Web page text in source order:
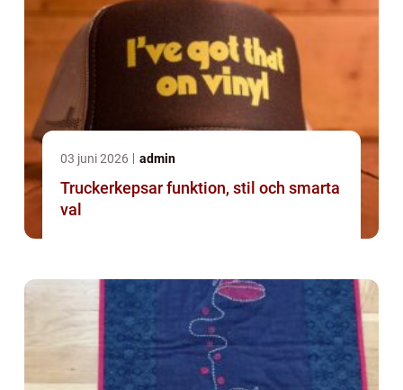
03 juni 2026 admin
Truckerkepsar funktion, stil och smarta
val